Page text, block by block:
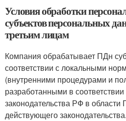
Условия обработки
субъектов персональных
третьим лицам
Компания обрабатывает ПДн
соответствии с локальными
(внутренними процедурами и
разработанными в
законодательства РФ в
действующего законодательства.